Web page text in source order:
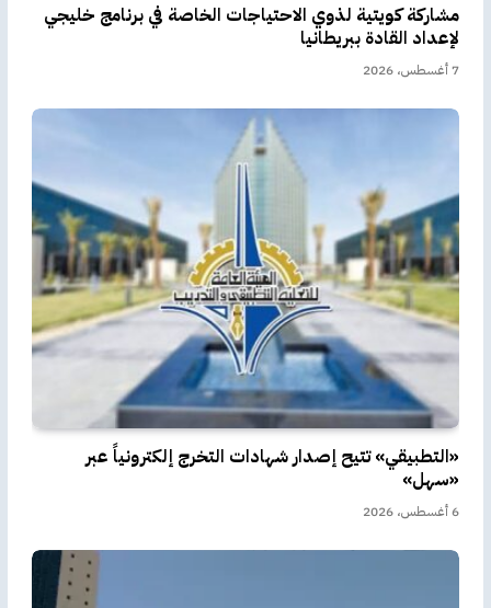
مشاركة كويتية لذوي الاحتياجات الخاصة في برنامج خليجي
لإعداد القادة ببريطانيا
7 أغسطس، 2026
«التطبيقي» تتيح إصدار شهادات التخرج إلكترونياً عبر
«سهل»
6 أغسطس، 2026